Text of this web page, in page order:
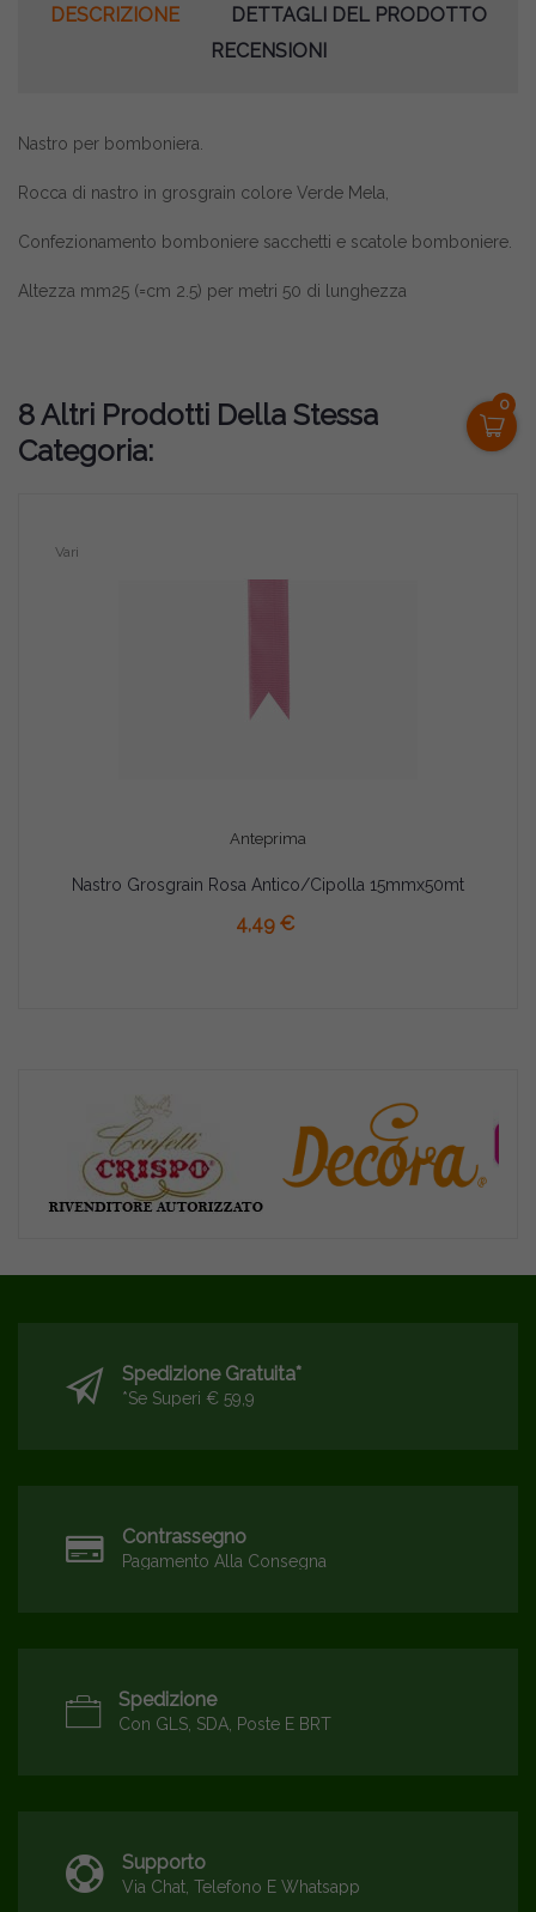
0
DESCRIZIONE
DETTAGLI DEL PRODOTTO
RECENSIONI
Nastro per bomboniera.
Rocca di nastro in grosgrain colore Verde Mela,
Confezionamento bomboniere sacchetti e scatole bomboniere.
Altezza mm25 (=cm 2.5) per metri 50 di lunghezza
8 Altri Prodotti Della Stessa
Categoria:
Anteprima
Vari
Nastro Grosgrain Rosa Antico/Cipolla 15mmx50mt
4,49 €
Spedizione Gratuita*
*se Superi € 59,9
Contrassegno
Pagamento Alla Consegna
Spedizione
Con GLS, SDA, Poste E BRT
Supporto
Via Chat, Telefono E Whatsapp